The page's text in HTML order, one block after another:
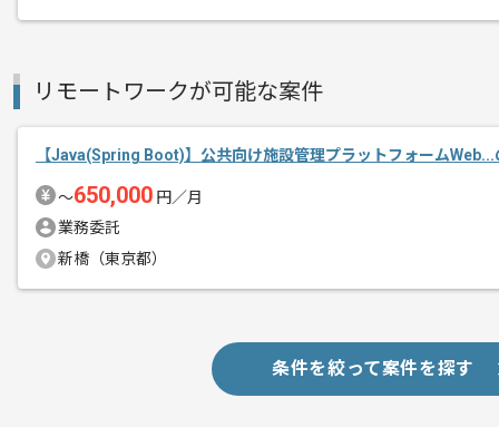
リモートワークが可能な案件
【Java(Spring Boot)】公共向け施設管理プラットフォーム
〜650,000 円／月
業務委託
新橋（東京都）
条件を絞って案件を探す